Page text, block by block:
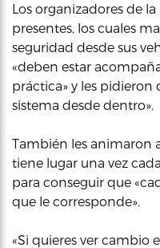
Los organizadores de
presentes, los cuales
seguridad desde sus
«deben estar
práctica» y les pidieron
sistema desde dentro».
También les animaron
tiene lugar una vez
para conseguir que
que le corresponde».
«Si quieres ver cambio